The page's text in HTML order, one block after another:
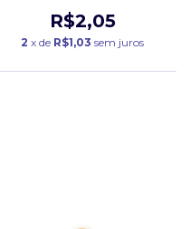
R$2,05
2 x de R$1,03 sem juros